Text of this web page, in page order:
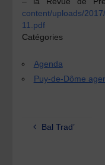
content/uploads/
11.pdf
Catégories
Agenda
Puy-de-Dôme
Bal Trad’